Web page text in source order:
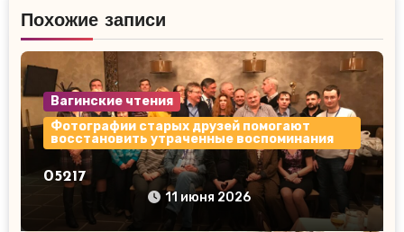
Похожие записи
Вагинские чтения
Фотографии старых друзей помогают
восстановить утраченные воспоминания
05217
11 июня 2026